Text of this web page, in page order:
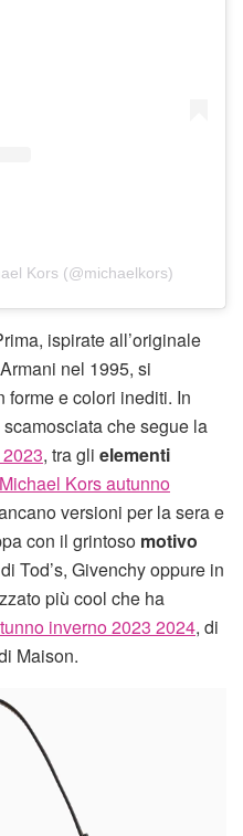
Kors (@michaelkors)
ispirate all’originale
nel 1995, si
forme e colori inediti. In
che segue la
, tra gli elementi
Kors autunno
versioni per la sera e
con il grintoso motivo
Tod’s, Givenchy oppure in
più cool che ha
inverno 2023 2024, di
Maison.